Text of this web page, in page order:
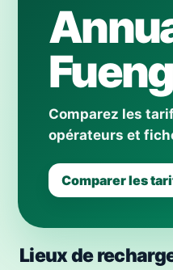
Comparez les
opérateurs et
Comparer les
Lieux de